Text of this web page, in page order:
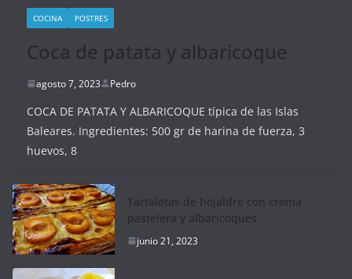
COCINA POSTRES
Coca de patata y albaricoque
agosto 7, 2023 Pedro
COCA DE PATATA Y ALBARICOQUE típica de las Islas
Baleares. Ingredientes: 500 gr de harina de fuerza, 3
huevos, 8
Tartaletas de hojaldre con crema
pastelera y albaricoques
junio 21, 2023